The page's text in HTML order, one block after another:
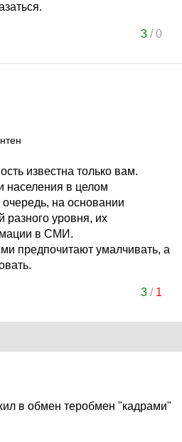
3/0
известна только вам.
населения в целом
на основании
разного уровня, их
в СМИ.
предпочитают умалчивать, а
3/ 1
в обмен теробмен "кадрами"